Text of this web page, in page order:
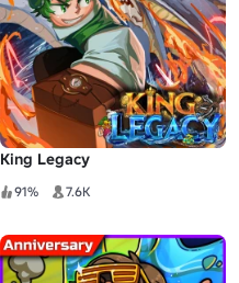
King Legacy
91% 7.6K